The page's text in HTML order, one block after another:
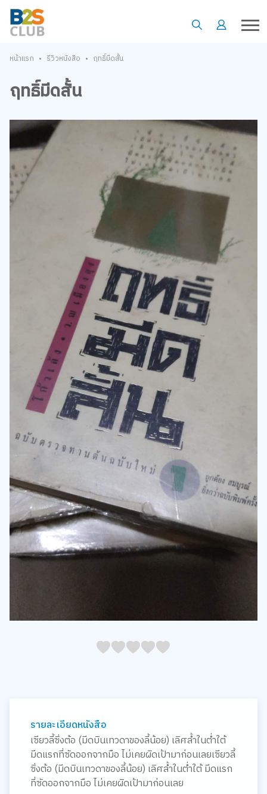
หน้าแรก • รีวิวหนังสือ • ฤทธิ์มีดสั้น
ฤทธิ์มีดสั้น
45
4
35
3
25
2
15
1
05
รายละเอียดหนังสือ
เซียวลี้ซิ่งต้อ (มีดบินเทวดาของลี้น้อย) เลิศล้ำในต่ำใต้
มีดแรกที่ซัดออกจากมือ ไม่เคยผิดเป้ามาก่อนเลยเซียวลี้
ซิ่งต้อ (มีดบินเทวดาของลี้น้อย) เลิศล้ำในต่ำใต้ มีดแรก
ที่ซัดออกจากมือ ไม่เคยผิดเป้ามาก่อนเลย